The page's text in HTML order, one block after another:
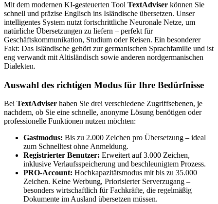
Mit dem modernen KI-gesteuerten Tool TextAdviser können Sie
schnell und präzise Englisch ins Isländische übersetzen. Unser
intelligentes System nutzt fortschrittliche Neuronale Netze, um
natürliche Übersetzungen zu liefern – perfekt für
Geschäftskommunikation, Studium oder Reisen. Ein besonderer
Fakt: Das Isländische gehört zur germanischen Sprachfamilie und ist
eng verwandt mit Altisländisch sowie anderen nordgermanischen
Dialekten.
Auswahl des richtigen Modus für Ihre Bedürfnisse
Bei TextAdviser haben Sie drei verschiedene Zugriffsebenen, je
nachdem, ob Sie eine schnelle, anonyme Lösung benötigen oder
professionelle Funktionen nutzen möchten:
Gastmodus: Bis zu 2.000 Zeichen pro Übersetzung – ideal
zum Schnelltest ohne Anmeldung.
Registrierter Benutzer: Erweitert auf 3.000 Zeichen,
inklusive Verlaufsspeicherung und beschleunigtem Prozess.
PRO-Account: Hochkapazitätsmodus mit bis zu 35.000
Zeichen. Keine Werbung, Priorisierter Serverzugang –
besonders wirtschaftlich für Fachkräfte, die regelmäßig
Dokumente im Ausland übersetzen müssen.